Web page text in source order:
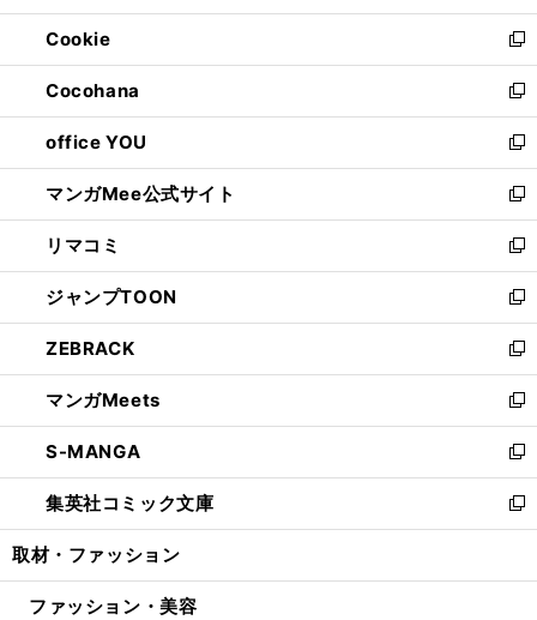
開
く
ウ
で
開
く
ン
ド
ウ
で
開
く
ウ
ィ
ン
ド
ウ
で
開
く
Cookie
新
し
い
ウ
ィ
ン
ド
ウ
で
開
く
Cocohana
新
し
い
ウ
ィ
ン
ド
ウ
で
開
く
office YOU
新
し
い
ウ
ィ
ン
ド
ウ
で
開
く
マンガMee公式サイト
新
し
い
ウ
ィ
ン
ド
ウ
で
開
く
リマコミ
新
し
い
ウ
ィ
ン
ド
ウ
で
開
く
ジャンプTOON
新
し
い
ウ
ィ
ン
ド
ウ
で
開
ZEBRACK
新
し
い
ウ
ィ
ン
ド
ウ
開
マンガMeets
新
し
い
ウ
ィ
ン
ウ
S-MANGA
新
し
い
ウ
ン
集英社コミック文庫
新
し
ウ
取材・ファッション
ファッション・美容